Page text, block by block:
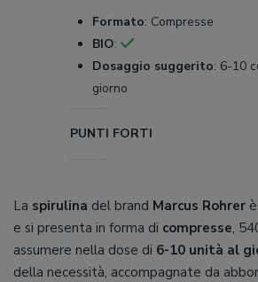
Formato: Compresse
BIO:
Dosaggio suggerito: 6-10
giorno
PUNTI FORTI
La spirulina del brand Marcus Rohrer
e si presenta in forma di compresse,
assumere nella dose di 6-10 unità al
della necessità, accompagnate da